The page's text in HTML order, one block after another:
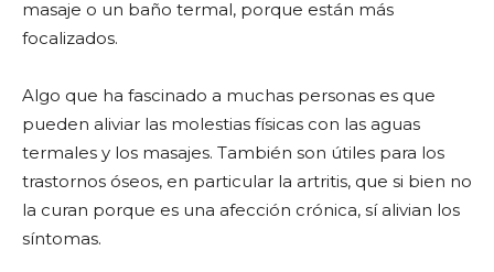
masaje o un baño termal, porque están más
focalizados.
Algo que ha fascinado a muchas personas es que
pueden aliviar las molestias físicas con las aguas
termales y los masajes. También son útiles para los
trastornos óseos, en particular la artritis, que si bien no
la curan porque es una afección crónica, sí alivian los
síntomas.